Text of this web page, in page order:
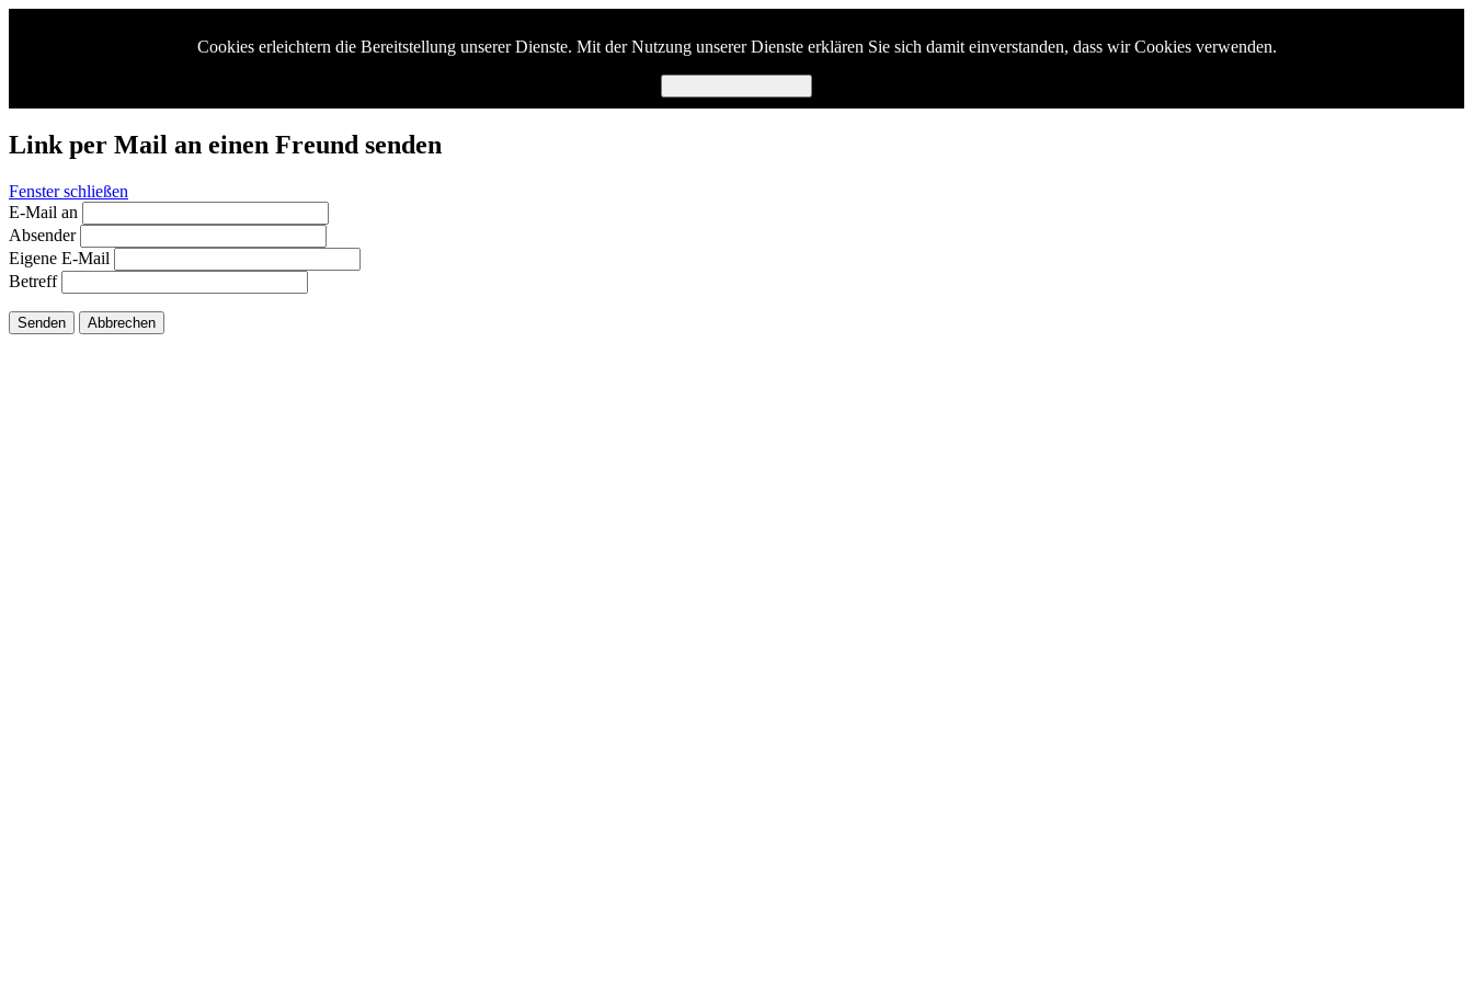
Cookies erleichtern die Bereitstellung unserer Dienste. Mit der Nutzung unserer Dienste erklären Sie sich damit einverstanden, dass wir Cookies verwenden.
Link per Mail an einen Freund senden
Fenster schließen
E-Mail an
Absender
Eigene E-Mail
Betreff
Senden Abbrechen